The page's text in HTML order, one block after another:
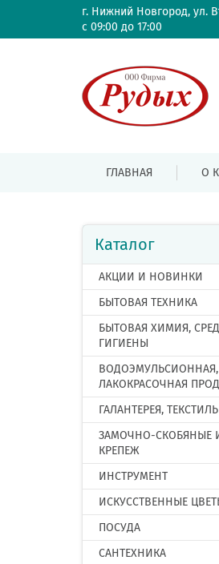
г. Нижний Новгород, ул.
с 09:00 до 17:00
ГЛАВНАЯ О
Каталог
АКЦИИ И НОВИНКИ
БЫТОВАЯ ТЕХНИКА
БЫТОВАЯ ХИМИЯ,
ГИГИЕНЫ
ВОДОЭМУЛЬСИОННАЯ,
ЛАКОКРАСОЧНАЯ
ГАЛАНТЕРЕЯ, ТЕКСТИЛЬ
ЗАМОЧНО-СКОБЯНЫЕ
КРЕПЕЖ
ИНСТРУМЕНТ
ИСКУССТВЕННЫЕ
ПОСУДА
САНТЕХНИКА